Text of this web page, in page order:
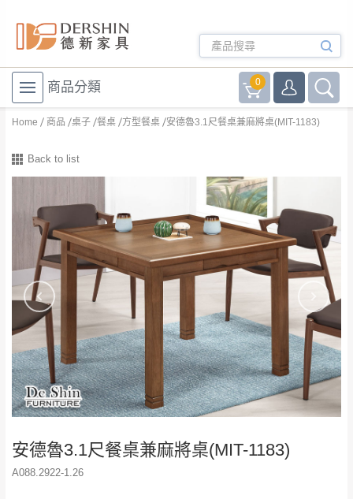
商品分類 0
Home 商品 桌子 餐桌 方型餐桌 安德魯3.1尺餐桌兼麻將桌(MIT-1183)
Back to list
安德魯3.1尺餐桌兼麻將桌(MIT-1183)
A088.2922-1.26